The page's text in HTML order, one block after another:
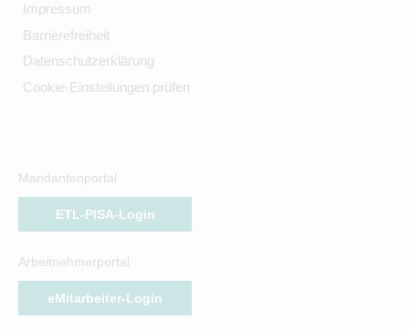
Impressum
Barrierefreiheit
Datenschutzerklärung
Cookie-Einstellungen prüfen
Mandantenportal
ETL-PISA-Login
Arbeitnehmerportal
eMitarbeiter-Login